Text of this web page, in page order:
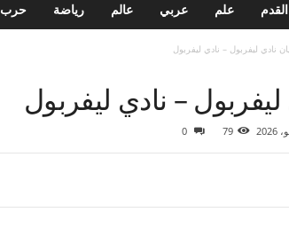
حرب رياضة عالم عربي علم
نادي ليفربول – نادي ليفربول
ليفربول – نادي ليفربول
79
0